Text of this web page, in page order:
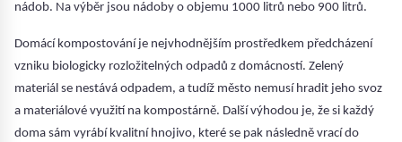
nádob. Na výběr jsou nádoby o objemu 1000 litrů nebo 900 litrů.
Domácí kompostování je nejvhodnějším prostředkem předcházení
vzniku biologicky rozložitelných odpadů z domácností. Zelený
materiál se nestává odpadem, a tudíž město nemusí hradit jeho svoz
a materiálové využití na kompostárně. Další výhodou je, že si každý
doma sám vyrábí kvalitní hnojivo, které se pak následně vrací do